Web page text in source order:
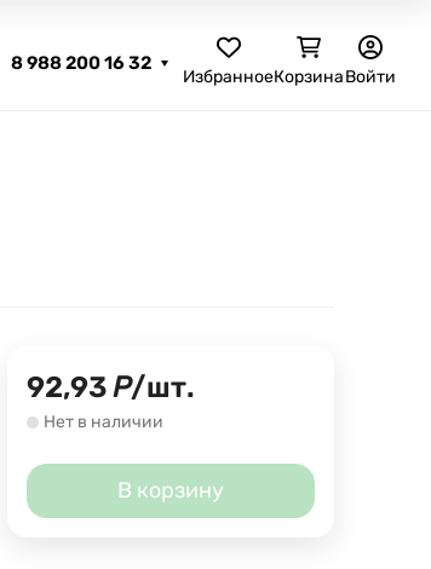
8 988 200 16 32
ИзбранноеКорзинаВойти
92,93Р/шт.
Нет в наличии
В корзину